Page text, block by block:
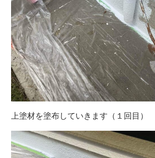
上塗材を塗布していきます（１回目）